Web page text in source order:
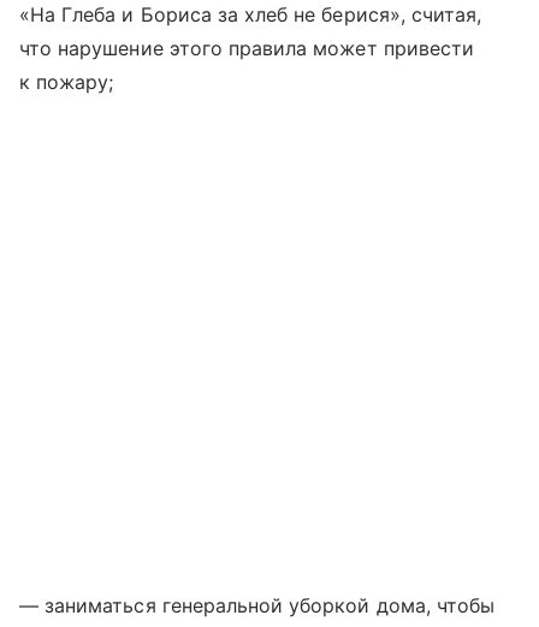
«На Глеба и Бориса за хлеб не берися», считая,
что нарушение этого правила может привести
к пожару;
— заниматься генеральной уборкой дома, чтобы